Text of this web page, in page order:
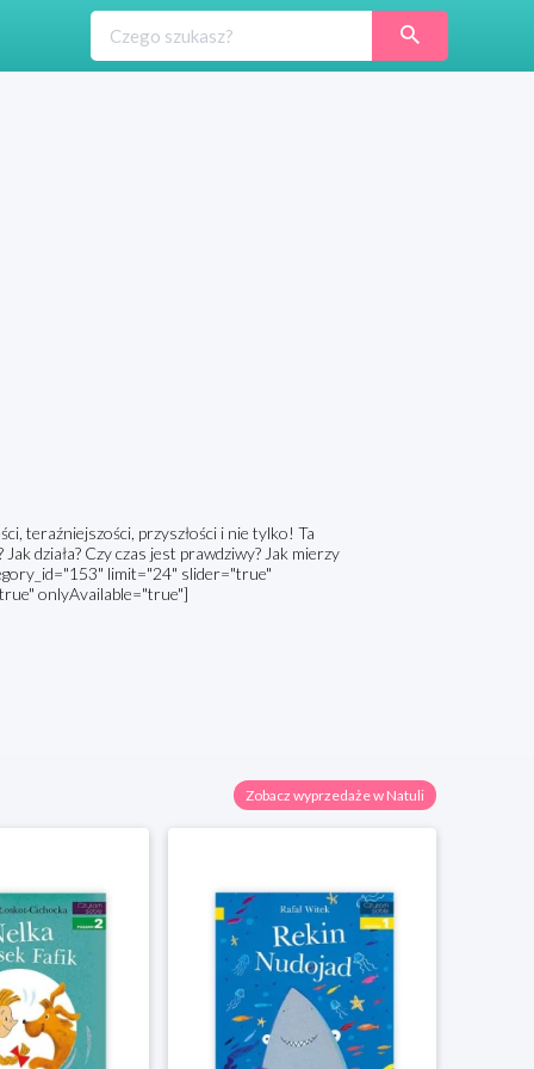
teraźniejszości, przyszłości i nie tylko! Ta
działa? Czy czas jest prawdziwy? Jak mierzy
limit="24" slider="true"
onlyAvailable="true"]
Zobacz wyprzedaże w Natuli